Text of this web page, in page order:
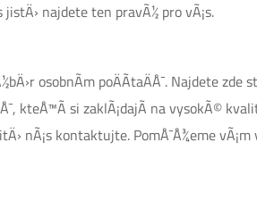
najdete ten pravÃ½ pro vÃ¡s.
osobnÃ­m poÄÃ­taÄÅ¯. Najdete
kteÅ™Ã­ si zaklÃ¡dajÃ­ na vysokÃ©
nÃ¡s kontaktujte. PomÅ¯Å¾eme